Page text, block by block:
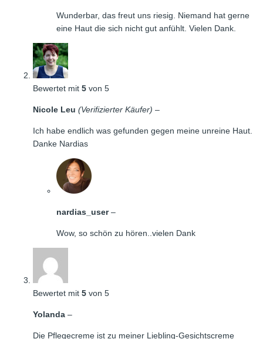
Wunderbar, das freut uns riesig. Niemand hat gerne
eine Haut die sich nicht gut anfühlt. Vielen Dank.
Bewertet mit 5 von 5
Nicole Leu (Verifizierter Käufer) –
Ich habe endlich was gefunden gegen meine unreine Haut.
Danke Nardias
nardias_user–
Wow, so schön zu hören..vielen Dank
Bewertet mit 5 von 5
Yolanda –
Die Pflegecreme ist zu meiner Liebling-Gesichtscreme